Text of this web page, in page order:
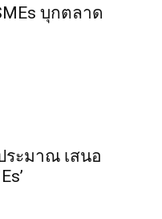
บุกตลาด
ระมาณ เสนอ